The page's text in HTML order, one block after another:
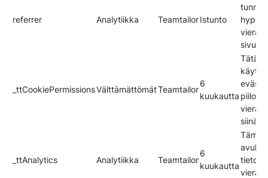
referrer Analytiikka TeamtailorIstunto
_ttCookiePermissionsVälttämättömätTeamtailor
6
kuukautta
Tätä
siinä
_ttAnalytics Analytiikka Teamtailor
6
kuukautta
avulla
tietoa